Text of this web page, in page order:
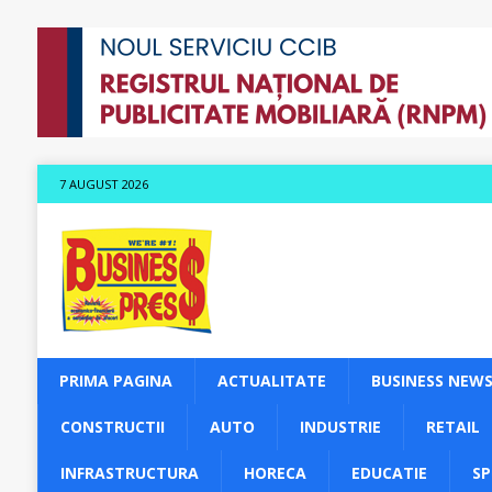
7 AUGUST 2026
PRIMA PAGINA ACTUALITATE BUSINESS NEWS
CONSTRUCTII AUTO INDUSTRIE RETAIL
INFRASTRUCTURA HORECA EDUCATIE